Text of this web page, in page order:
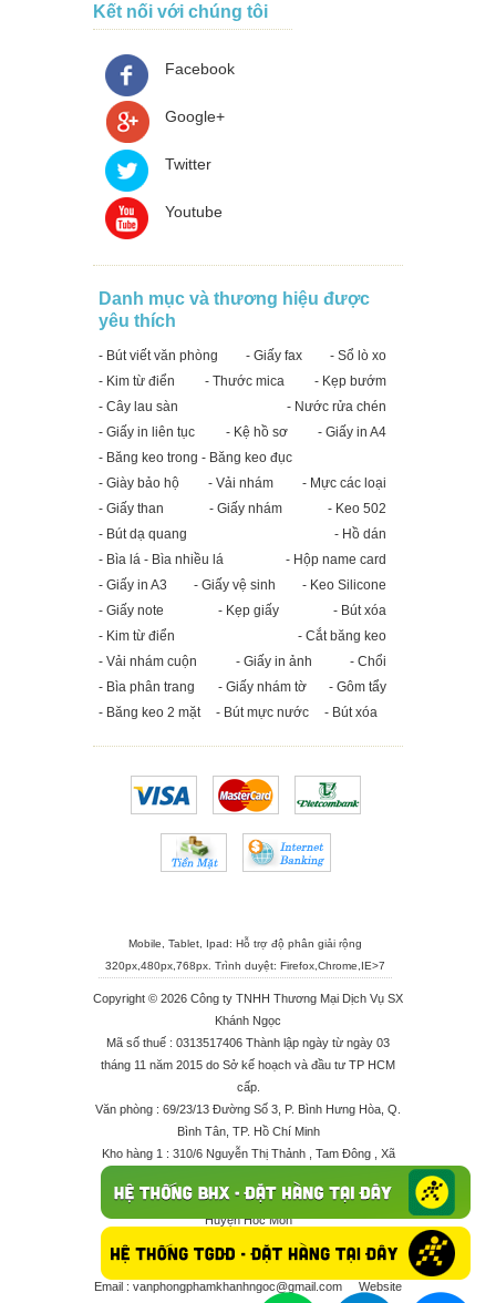
Kết nối với chúng tôi
Facebook
Google+
Twitter
Youtube
Danh mục và thương hiệu được
yêu thích
- Bút viết văn phòng - Giấy fax
- Sổ lò xo
- Kim từ điển
- Thước mica
- Kẹp bướm
- Cây lau sàn
- Nước rửa chén
- Giấy in liên tục
- Kệ hồ sơ
- Giấy in A4
- Băng keo trong - Băng keo đục
- Giày bảo hộ
- Vải nhám
- Mực các loại
- Giấy than
- Giấy nhám
- Keo 502
- Bút dạ quang
- Hồ dán
- Bìa lá - Bìa nhiều lá
- Hộp name card
- Giấy in A3
- Giấy vệ sinh
- Keo Silicone
- Giấy note
- Kẹp giấy
- Bút xóa
- Kim từ điển
- Cắt băng keo
- Vải nhám cuộn
- Giấy in ảnh
- Chổi
- Bìa phân trang
- Giấy nhám tờ
- Gôm tẩy
- Băng keo 2 mặt
- Bút mực nước - Bút xóa
Mobile, Tablet, Ipad: Hỗ trợ độ phân giải rộng
320px,480px,768px. Trình duyệt: Firefox Chrome IE>7
Copyright © 2026 Công ty TNHH Thương Mại Dịch Vụ SX
Khánh Ngọc
Mã số thuế : 0313517406 Thành lập ngày từ ngày 03
tháng 11 năm 2015 do Sở kế hoạch và đầu tư TP HCM
cấp.
Văn phòng : 69/23/13 Đường Số 3, P. Bình Hưng Hòa, Q.
Bình Tân, TP. Hồ Chí Minh
Kho hàng 1 : 310/6 Nguyễn Thị Thảnh , Tam Đông , Xã
Kho hàng 2 : 68/2X Ấp Đông 1 , Xã Thới Tam Thôn ,
Huyện Hóc Môn
Điện thoại : 028 625 66506 - 0909 682 189 - 082 7158
413 - 096 298 10 17 - 0961 208 617
Email : vanphongphamkhanhngoc@gmail.com
Website